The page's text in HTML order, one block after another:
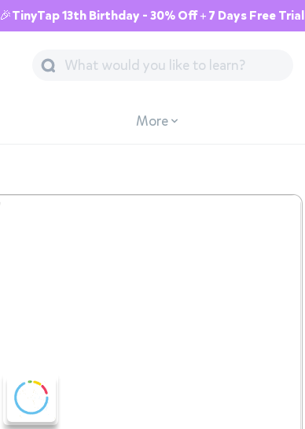
🎉TinyTap 13th Birthday - 30% Off + 7 Days Free Trial
More